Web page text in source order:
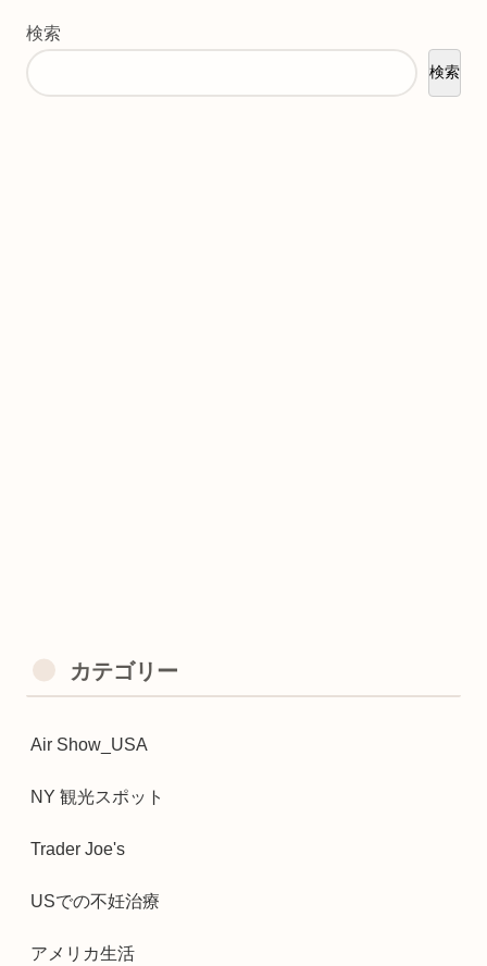
検索
検索
カテゴリー
Air Show_USA
NY 観光スポット
Trader Joe's
USでの不妊治療
アメリカ生活